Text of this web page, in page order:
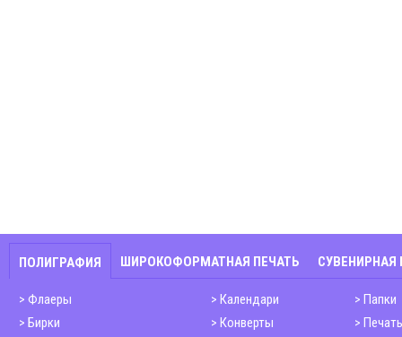
ПОЛИГРАФИЯ
Флаеры
Бирки
Календари
Конверты
Папки
ШИРОКОФОРМАТНАЯ ПЕЧАТЬ